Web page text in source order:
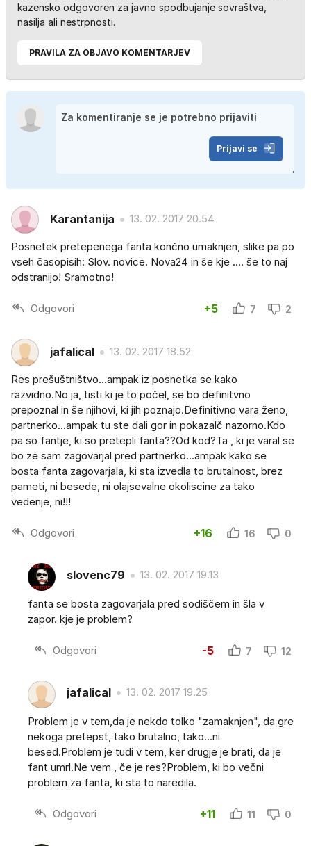
kazensko odgovoren za javno spodbujanje sovraštva,
nasilja ali nestrpnosti.
PRAVILA ZA OBJAVO KOMENTARJEV
Prijavi se
Karantanija 13. 02. 2017 20.54
Posnetek pretepenega fanta končno umaknjen, slike pa po
vseh časopisih: Slov. novice. Nova24 in še kje .... še to naj
odstranijo! Sramotno!
Odgovori +5 7 2
jafalical 13. 02. 2017 18.52
Res prešuštništvo...ampak iz posnetka se kako
razvidno.No ja, tisti ki je to počel, se bo definitvno
prepoznal in še njihovi, ki jih poznajo.Definitivno vara ženo,
partnerko...ampak tu ste dali gor in pokazalč nazorno.Kdo
pa so fantje, ki so pretepli fanta??Od kod?Ta , ki je varal se
bo ze sam zagovarjal pred partnerko...ampak kako se
bosta fanta zagovarjala, ki sta izvedla to brutalnost, brez
pameti, ni besede, ni olajsevalne okoliscine za tako
vedenje, ni!!!
Odgovori +16 16 0
slovenc79 13. 02. 2017 19.13
fanta se bosta zagovarjala pred sodiščem in šla v
zapor. kje je problem?
Odgovori -5 7 12
jafalical 13. 02. 2017 19.25
Problem je v tem,da je nekdo tolko "zamaknjen", da gre
nekoga pretepst, tako brutalno, tako...ni
besed.Problem je tudi v tem, ker drugje je brati, da je
fant umrl.Ne vem , če je res?Problem, ki bo večni
problem za fanta, ki sta to naredila.
Odgovori +11 11 0